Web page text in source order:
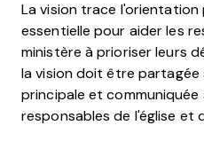
La vision trace l'orientation
essentielle pour aider les
ministère à prioriser leurs
la vision doit être partagée
principale et communiquée
responsables de l'église et